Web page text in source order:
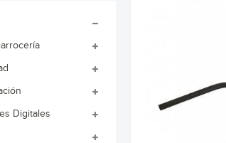
Digitales